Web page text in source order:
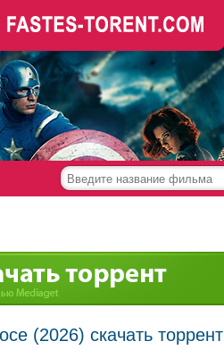
(2026) скачать торрент